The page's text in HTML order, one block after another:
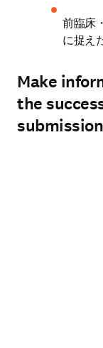
前臨床
に捉え
Make
the